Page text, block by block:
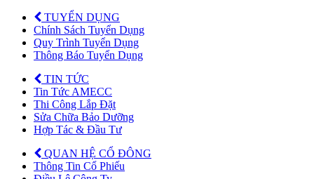
TUYỂN DỤNG
Chính Sách Tuyển Dụng
Quy Trình Tuyển Dụng
Thông Báo Tuyển Dụng
TIN TỨC
Tin Tức AMECC
Thi Công Lắp Đặt
Sửa Chữa Bảo Dưỡng
Hợp Tác & Đầu Tư
QUAN HỆ CỔ ĐÔNG
Thông Tin Cổ Phiếu